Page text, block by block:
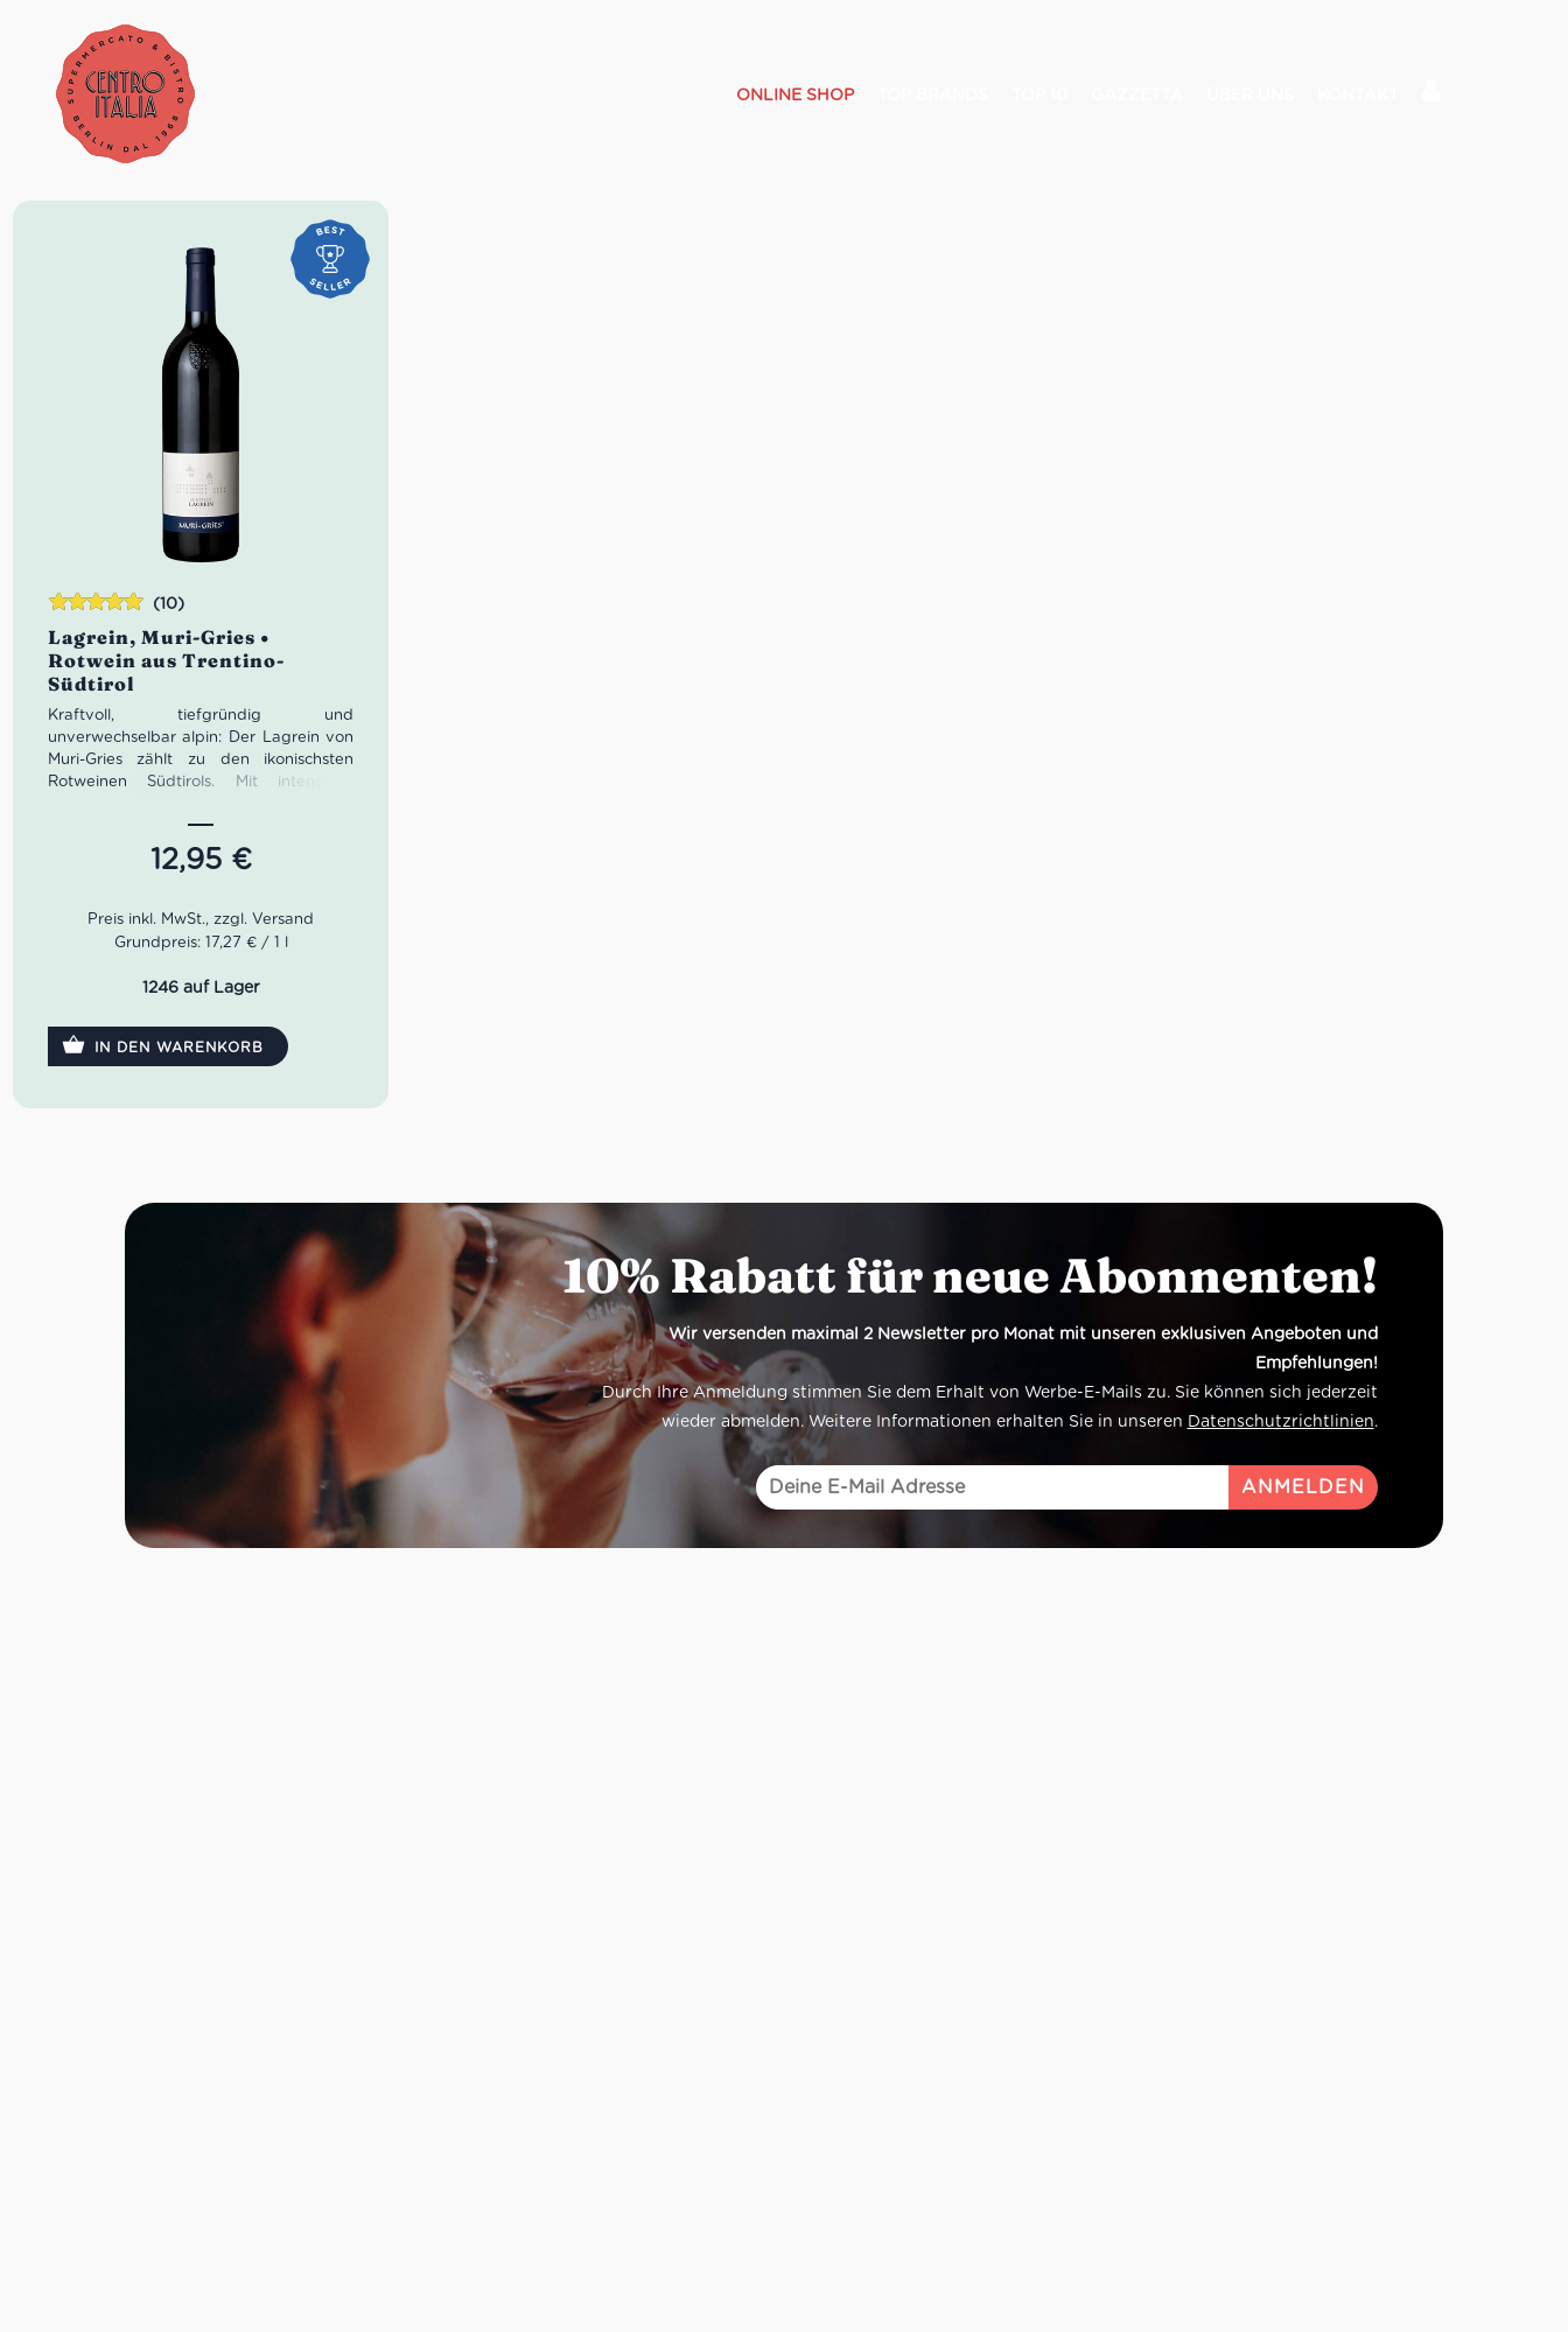
ONLINE SHOP
Lagrein, Muri-Gries •
Rotwein aus Trentino-
Südtirol
(10)
Kraftvoll, tiefgründig und
unverwechselbar alpin: Der Lagrein von
Muri-Gries zählt zu den ikonischsten
Rotweinen Südtirols. Mit intensiven
und strukturierter Eleganz ist er der
perfekte Wein für alle, die Charakter im
Glas suchen – authentisch, präzise und
12,95 €
Bewertet
mit5.00von
5
Grundpreis: 17,27 € / 1 l
1246 auf Lager
IN DEN WARENKORB
10% Rabatt für neue Abonnenten!
Wir versenden maximal 2 Newsletter pro Monat mit unseren exklusiven Angeboten und
Empfehlungen!
Durch Ihre Anmeldung stimmen Sie dem Erhalt von Werbe-E-Mails zu. Sie können sich jederzeit
wieder abmelden. Weitere Informationen erhalten Sie in unseren Datenschutzrichtlinien.